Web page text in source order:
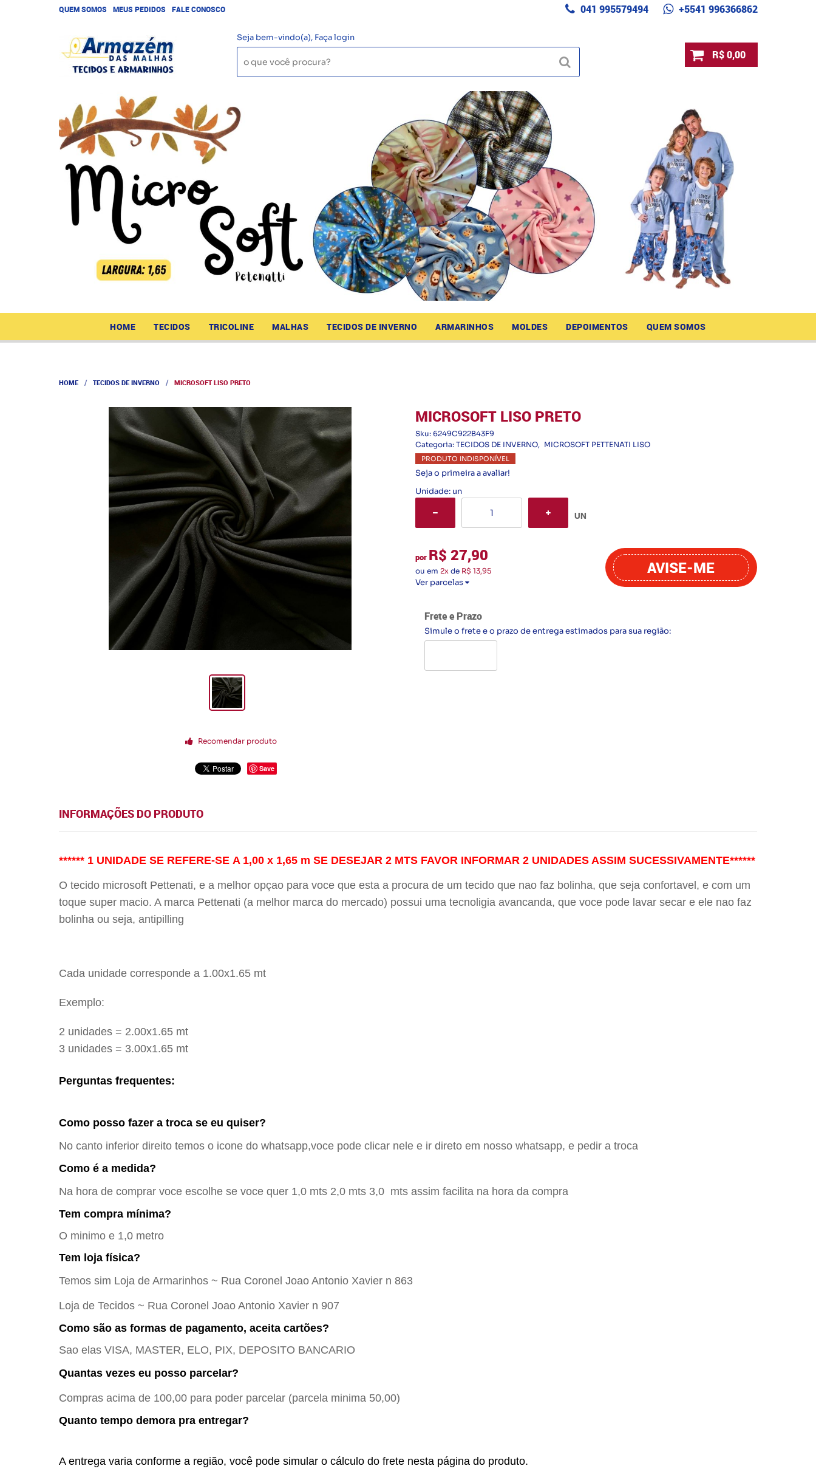
QUEM SOMOS MEUS PEDIDOS FALE CONOSCO 041 995579494 +5541 996366862
Seja bem-vindo(a), Faça login
R$ 0,00
HOME TECIDOS TRICOLINE MALHAS TECIDOS DE INVERNO ARMARINHOS MOLDES DEPOIMENTOS QUEM SOMOS
HOME TECIDOS DE INVERNO MICROSOFT LISO PRETO
Recomendar produto
Save
MICROSOFT LISO PRETO
Sku: 6249C922B43F9
Categoria: TECIDOS DE INVERNO MICROSOFT PETTENATI LISO
PRODUTO INDISPONÍVEL
Seja o primeira a avaliar!
Unidade: un
UN
por R$ 27,90
ou em 2xde R$ 13,95
Ver parcelas
AVISE-ME
Frete e Prazo
Simule o frete e o prazo de entrega estimados para sua região:
INFORMAÇÕES DO PRODUTO
****** 1 UNIDADE SE REFERE-SE A 1,00 x 1,65 m SE DESEJAR 2 MTS FAVOR INFORMAR 2 UNIDADES ASSIM SUCESSIVAMENTE******
O tecido microsoft Pettenati, e a melhor opçao para voce que esta a procura de um tecido que nao faz bolinha, que seja confortavel, e com um
toque super macio. A marca Pettenati (a melhor marca do mercado) possui uma tecnoligia avancanda, que voce pode lavar secar e ele nao faz
bolinha ou seja, antipilling
Cada unidade corresponde a 1.00x1.65 mt
Exemplo:
2 unidades = 2.00x1.65 mt
3 unidades = 3.00x1.65 mt
Perguntas frequentes:
Como posso fazer a troca se eu quiser?
No canto inferior direito temos o icone do whatsapp,voce pode clicar nele e ir direto em nosso whatsapp, e pedir a troca
Como é a medida?
Na hora de comprar voce escolhe se voce quer 1,0 mts 2,0 mts 3,0 mts assim facilita na hora da compra
Tem compra mínima?
O minimo e 1,0 metro
Tem loja física?
Temos sim Loja de Armarinhos ~ Rua Coronel Joao Antonio Xavier n 863
Loja de Tecidos ~ Rua Coronel Joao Antonio Xavier n 907
Como são as formas de pagamento, aceita cartões?
Sao elas VISA, MASTER, ELO, PIX, DEPOSITO BANCARIO
Quantas vezes eu posso parcelar?
Compras acima de 100,00 para poder parcelar (parcela minima 50,00)
Quanto tempo demora pra entregar?
A entrega varia conforme a região, você pode simular o cálculo do frete nesta página do produto.